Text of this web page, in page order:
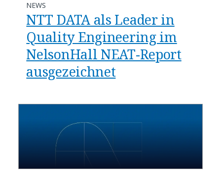
NEWS
NTT DATA als Leader in
Quality Engineering im
NelsonHall NEAT-Report
ausgezeichnet